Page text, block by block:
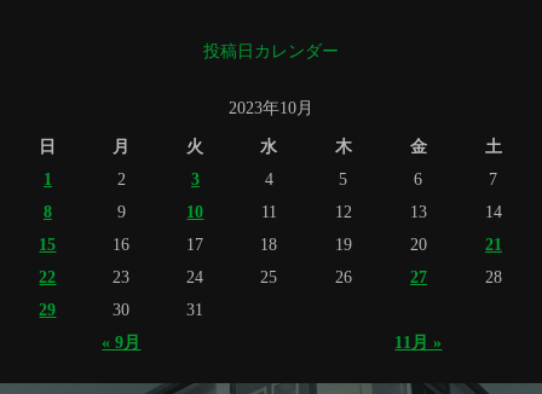
投稿日カレンダー
2023年10月
日 月 火 水 木 金 土
« 9月 11月 »
1 2 3 4 5 6
7
8
9 10 11 12 13
14
15
16 17 18 19 20
21
22
23 24 25 26 27
28
29
30 31